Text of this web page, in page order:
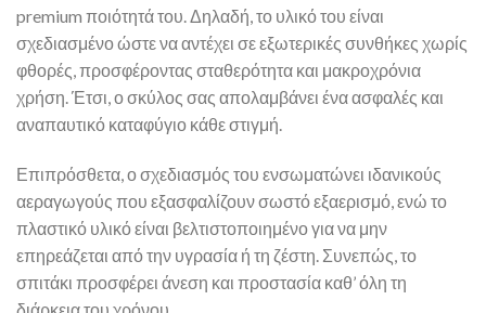
premium ποιότητά του. Δηλαδή, το υλικό του είναι
σχεδιασμένο ώστε να αντέχει σε εξωτερικές συνθήκες χωρίς
φθορές, προσφέροντας σταθερότητα και μακροχρόνια
χρήση. Έτσι, ο σκύλος σας απολαμβάνει ένα ασφαλές και
αναπαυτικό καταφύγιο κάθε στιγμή.
Επιπρόσθετα, ο σχεδιασμός του ενσωματώνει ιδανικούς
αεραγωγούς που εξασφαλίζουν σωστό εξαερισμό, ενώ το
πλαστικό υλικό είναι βελτιστοποιημένο για να μην
επηρεάζεται από την υγρασία ή τη ζέστη. Συνεπώς, το
σπιτάκι προσφέρει άνεση και προστασία καθ’ όλη τη
διάρκεια του χρόνου.